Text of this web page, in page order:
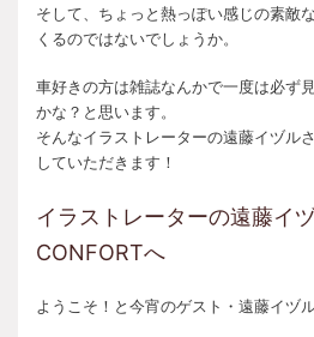
そして、ちょっと熱っぽい感じの素敵
くるのではないでしょうか。
車好きの方は雑誌なんかで一度は必ず
かな？と思います。
そんなイラストレーターの遠藤イヅ
していただきます！
イラストレーターの遠藤イ
CONFORTへ
ようこそ！と今宵のゲスト・遠藤イヅ